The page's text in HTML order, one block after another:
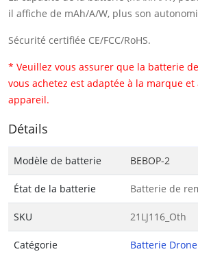
il affiche de mAh/A/W, plus son
Sécurité certifiée CE/FCC/RoHS.
* Veuillez vous assurer que la batterie
vous achetez est adaptée à la marque
appareil.
Détails
Modèle de batterie BEBOP-2
État de la batterie Batterie de
SKU 21LJ116_Oth
Catégorie Batterie Drone